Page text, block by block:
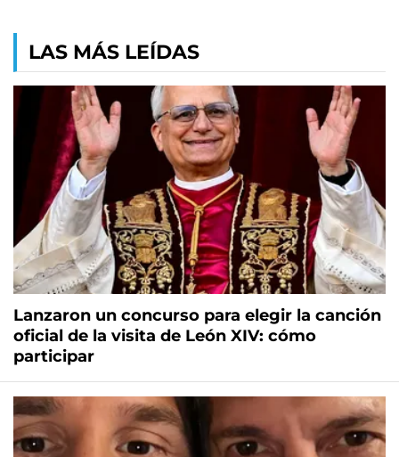
LAS MÁS LEÍDAS
Lanzaron un concurso para elegir la canción
oficial de la visita de León XIV: cómo
participar